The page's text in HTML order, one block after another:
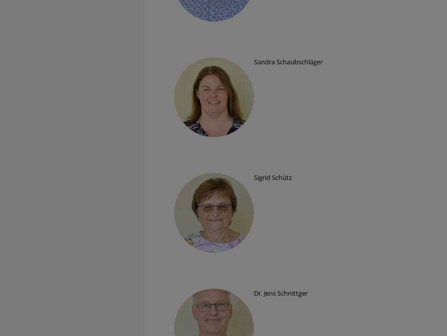
Sandra Schaubschläger
Sigrid Schütz
Dr. Jens Schnittger